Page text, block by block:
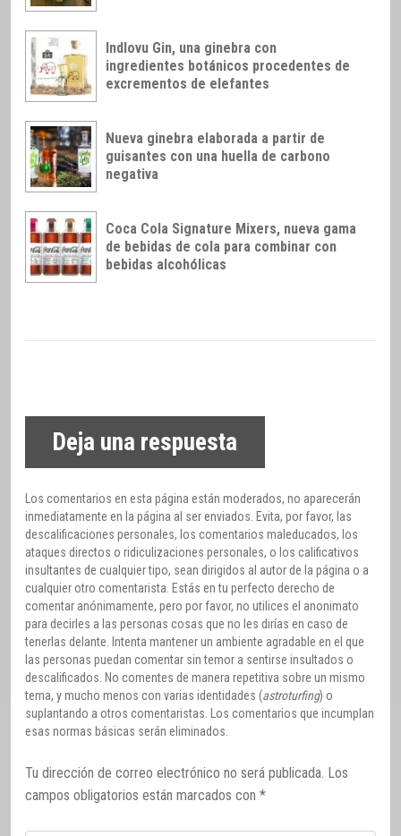
Indlovu Gin, una ginebra con
ingredientes botánicos procedentes de
excrementos de elefantes
Nueva ginebra elaborada a partir de
guisantes con una huella de carbono
negativa
Coca Cola Signature Mixers, nueva gama
de bebidas de cola para combinar con
bebidas alcohólicas
Deja una respuesta
Los comentarios en esta página están moderados, no aparecerán
inmediatamente en la página al ser enviados. Evita, por favor, las
descalificaciones personales, los comentarios maleducados, los
ataques directos o ridiculizaciones personales, o los calificativos
insultantes de cualquier tipo, sean dirigidos al autor de la página o a
cualquier otro comentarista. Estás en tu perfecto derecho de
comentar anónimamente, pero por favor, no utilices el anonimato
para decirles a las personas cosas que no les dirías en caso de
tenerlas delante. Intenta mantener un ambiente agradable en el que
las personas puedan comentar sin temor a sentirse insultados o
descalificados. No comentes de manera repetitiva sobre un mismo
tema, y mucho menos con varias identidades (astroturfing) o
suplantando a otros comentaristas. Los comentarios que incumplan
esas normas básicas serán eliminados.
Tu dirección de correo electrónico no será publicada. Los
campos obligatorios están marcados con *